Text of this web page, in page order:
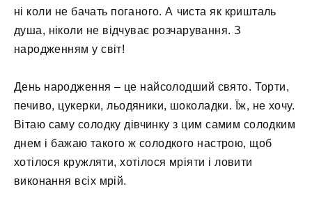
ні коли не бачать поганого. А чиста як кришталь
душа, ніколи не відчуває розчарування. З
народженням у світ!
День народження – це найсолодший свято. Торти,
печиво, цукерки, льодяники, шоколадки. Їж, не хочу.
Вітаю саму солодку дівчинку з цим самим солодким
днем ​​і бажаю такого ж солодкого настрою, щоб
хотілося кружляти, хотілося мріяти і ловити
виконання всіх мрій.